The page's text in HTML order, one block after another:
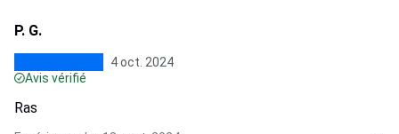
P. G.
4 oct. 2024
Avis vérifié
Ras